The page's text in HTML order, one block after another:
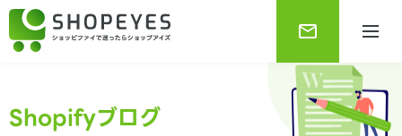
Shopifyブログ